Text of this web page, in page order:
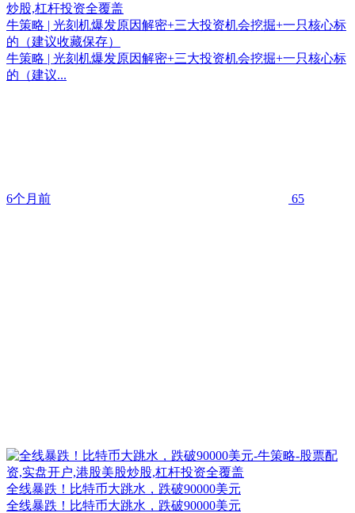
牛策略 | 光刻机爆发原因解密+三大投资机会挖掘+一只核心标
的（建议收藏保存）
牛策略 | 光刻机爆发原因解密+三大投资机会挖掘+一只核心标
的（建议...
6个月前 65
全线暴跌！比特币大跳水，跌破90000美元
全线暴跌！比特币大跳水，跌破90000美元